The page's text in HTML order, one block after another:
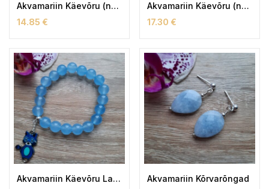
Akvamariin Käevõru (naiste)
14.85 €
Akvamariin Käevõru (naiste)
17.30 €
Akvamariin Käevõru Lastele
Akvamariin Kõrvarõngad